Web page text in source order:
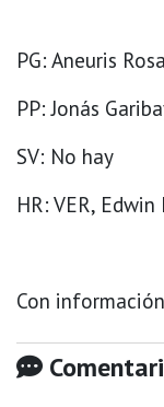
PG: Aneuris
PP: Jonás
SV: No hay
HR: VER,
Con